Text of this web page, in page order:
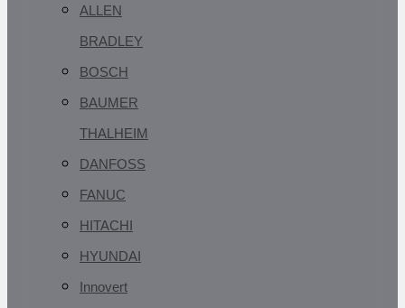
ALLEN
BRADLEY
BOSCH
BAUMER
THALHEIM
DANFOSS
FANUC
HITACHI
HYUNDAI
Innovert